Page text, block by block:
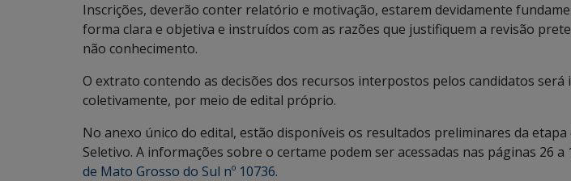
Inscrições, deverão conter relatório e motivação, estarem devidamente
forma clara e objetiva e instruídos com as razões que justifiquem a revisão
não conhecimento.
O extrato contendo as decisões dos recursos interpostos pelos candidatos será
coletivamente, por meio de edital próprio.
No anexo único do edital, estão disponíveis os resultados preliminares da etapa
Seletivo. A informações sobre o certame podem ser acessadas nas páginas 26 a
de Mato Grosso do Sul nº 10736.